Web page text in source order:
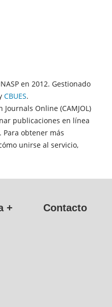
en 2012. Gestionado
CBUES.
Online (CAMJOL)
publicaciones en línea
Para obtener más
unirse al servicio,
+ Contacto